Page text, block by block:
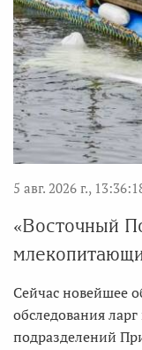
5 авг. 2026 г.,
«Восточный
Сейчас новейшее
обследования
подразделений